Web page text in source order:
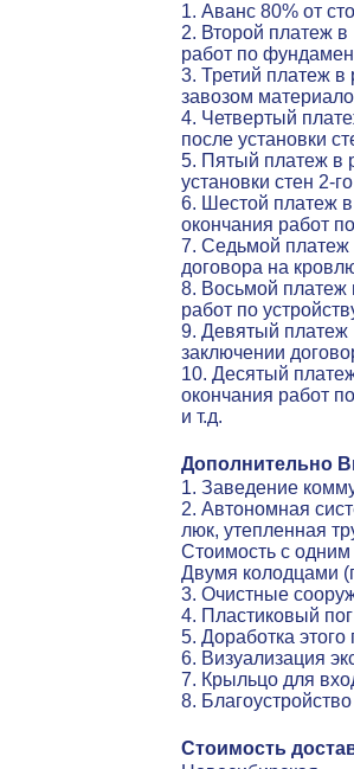
1. Аванс 80% от
2. Второй платеж
работ по
3. Третий платеж
завозом
4. Четвертый
после установки
5. Пятый платеж в
установки стен 2-
6. Шестой платеж
окончания работ
7. Седьмой платеж
договора на
8. Восьмой платеж
работ по
9. Девятый платеж
заключении
10. Десятый
окончания работ
и т.д.
Дополнительно
1. Заведение
2. Автономная
люк, утепленная
Стоимость с
Двумя колодцами
3. Очистные
4. Пластиковый
5. Доработка этого
6. Визуализация
7. Крыльцо для
8.
Стоимость